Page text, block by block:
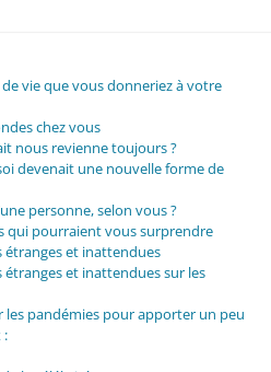
vie que vous donneriez à votre
chez vous
nous revienne toujours ?
devenait une nouvelle forme de
personne, selon vous ?
qui pourraient vous surprendre
étranges et inattendues
et inattendues sur les
les pandémies pour apporter un peu
: